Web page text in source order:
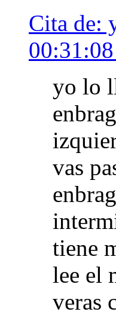
Cita de:
yo lo
vas
tiene
lee el
veras